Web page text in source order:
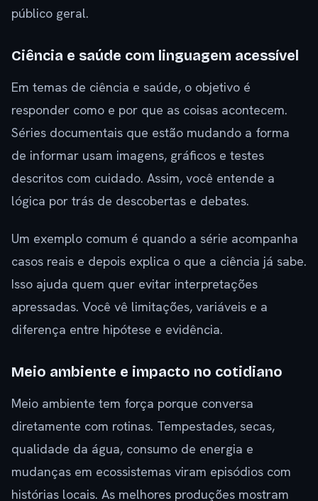
público geral.
Ciência e saúde com linguagem acessível
Em temas de ciência e saúde, o objetivo é
responder como e por que as coisas acontecem.
Séries documentais que estão mudando a forma
de informar usam imagens, gráficos e testes
descritos com cuidado. Assim, você entende a
lógica por trás de descobertas e debates.
Um exemplo comum é quando a série acompanha
casos reais e depois explica o que a ciência já sabe.
Isso ajuda quem quer evitar interpretações
apressadas. Você vê limitações, variáveis e a
diferença entre hipótese e evidência.
Meio ambiente e impacto no cotidiano
Meio ambiente tem força porque conversa
diretamente com rotinas. Tempestades, secas,
qualidade da água, consumo de energia e
mudanças em ecossistemas viram episódios com
histórias locais. As melhores produções mostram